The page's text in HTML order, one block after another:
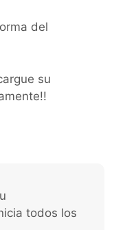
del
su
todos los